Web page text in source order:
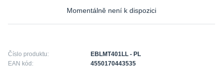
Momentálně není k dispozici
Číslo produktu:
EBLMT401LL - PL
EAN kód:
4550170443535